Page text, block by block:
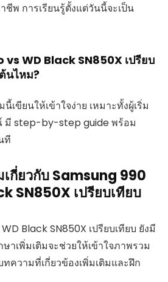
ชีพ การเรียนรู้ตั้งแต่วันนี้จะเป็น
WD Black SN850X เปรียบ
นไหม?
ขียนให้เข้าใจง่าย เหมาะทั้งผู้เริ่ม
มี step-by-step guide พร้อม
ที
เกี่ยวกับ Samsung 990
SN850X เปรียบเทียบ
Black SN850X เปรียบเทียบ ยังมี
าเพิ่มเติมจะช่วยให้เข้าใจภาพรวม
ความที่เกี่ยวข้องเพิ่มเติมและฝึก